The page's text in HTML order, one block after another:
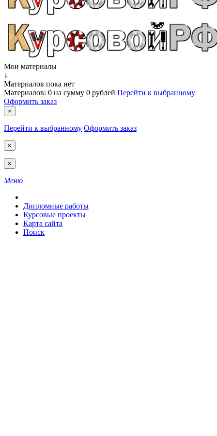
Мои материалы
↓
Материалов пока нет
Материалов: 0 на сумму 0 рублей Перейти к выбранному
Оформить заказ
×
Перейти к выбранному Оформить заказ
×
×
Меню
Дипломные работы
Курсовые проекты
Карта сайта
Поиск